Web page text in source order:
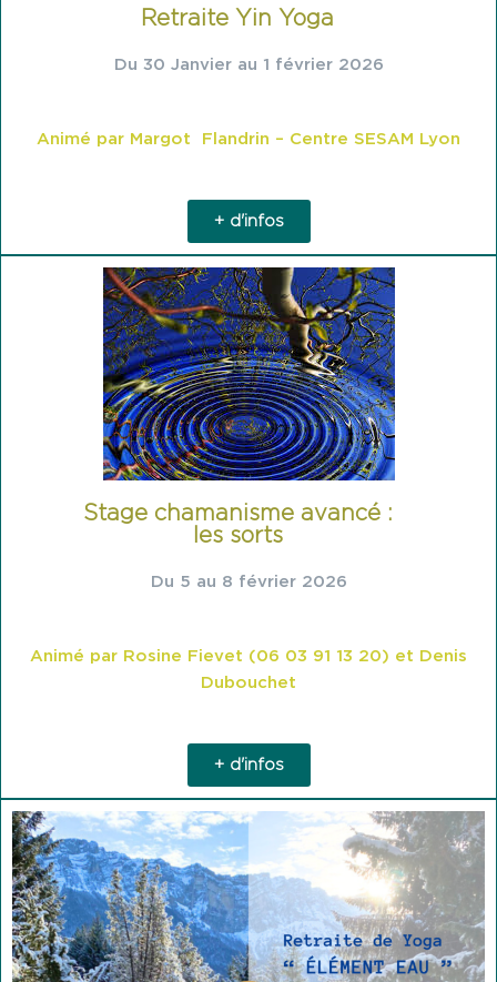
Retraite Yin Yoga
Du 30 Janvier au 1 février 2026
Animé par Margot Flandrin – Centre SESAM Lyon
+ d'infos
Stage chamanisme avancé :
les sorts
Du 5 au 8 février 2026
Animé par Rosine Fievet (06 03 91 13 20) et Denis
Dubouchet
+ d'infos